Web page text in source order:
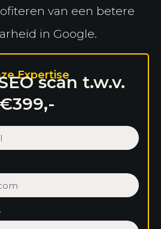
van een betere
in Google.
Expertise
scan t.w.v.
€399,-